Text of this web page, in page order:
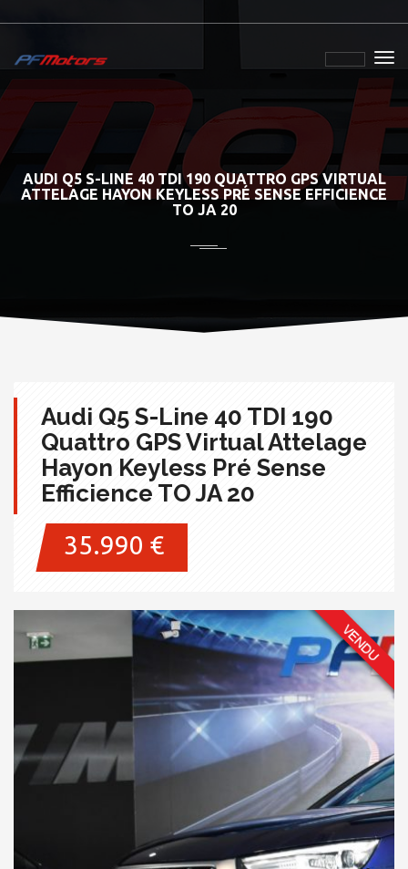
AUDI Q5 S-LINE 40 TDI 190 QUATTRO GPS VIRTUAL
ATTELAGE HAYON KEYLESS PRÉ SENSE EFFICIENCE
TO JA 20
Audi Q5 S-Line 40 TDI 190
Quattro GPS Virtual Attelage
Hayon Keyless Pré Sense
Efficience TO JA 20
35.990 €